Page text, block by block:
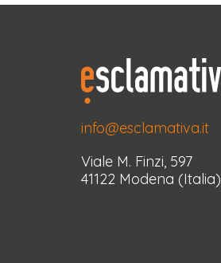
info@esclamativa.it
Viale M. Finzi, 597
41122 Modena (Italia)